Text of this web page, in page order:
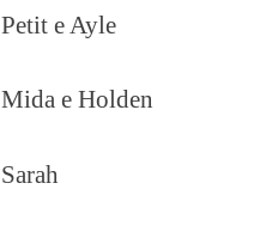
Petit e Ayle
Mida e Holden
Sarah